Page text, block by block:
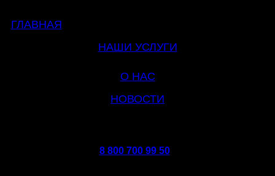
ГЛАВНАЯ
НАШИ УСЛУГИ
О НАС
НОВОСТИ
8 800 700 99 50